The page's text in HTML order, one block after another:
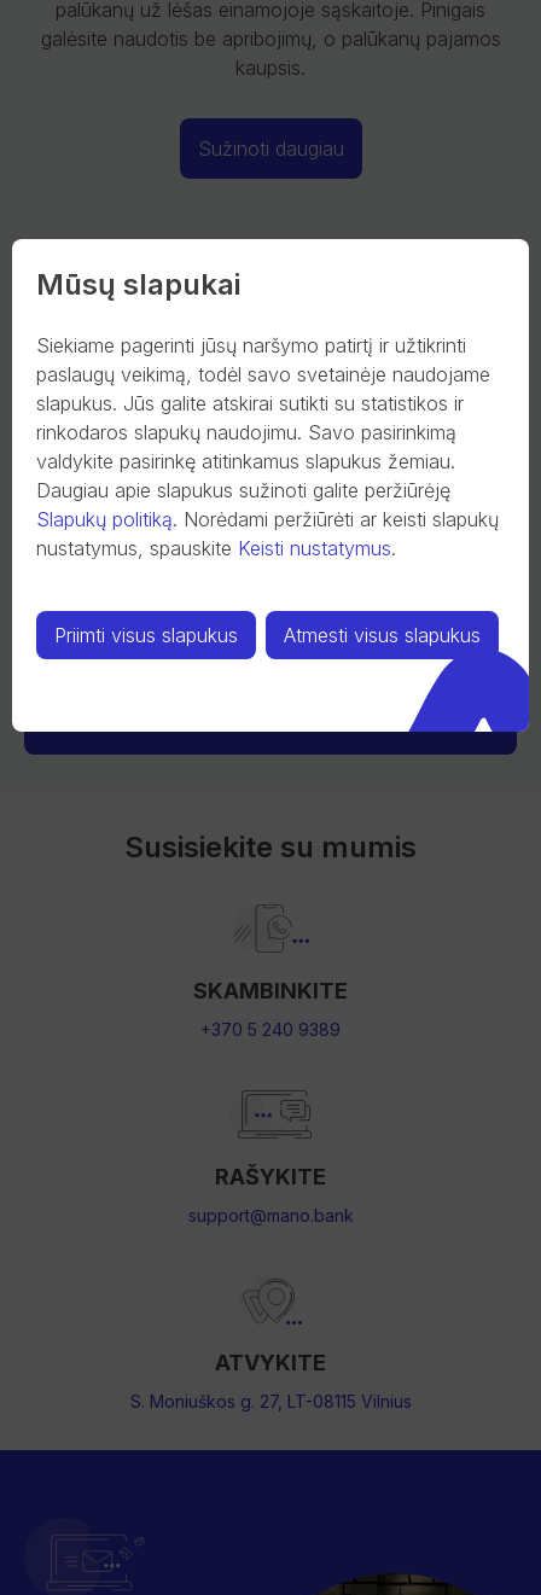
palūkanų už lėšas einamojoje sąskaitoje. Pinigais
galėsite naudotis be apribojimų, o palūkanų pajamos
kaupsis.
Sužinoti daugiau
Susisiekite su mumis
SKAMBINKITE
+370 5 240 9389
RAŠYKITE
support@mano.bank
ATVYKITE
S. Moniuškos g. 27, LT-08115 Vilnius
Mūsų slapukai
Siekiame pagerinti jūsų naršymo patirtį ir užtikrinti
paslaugų veikimą, todėl savo svetainėje naudojame
slapukus. Jūs galite atskirai sutikti su statistikos ir
rinkodaros slapukų naudojimu. Savo pasirinkimą
valdykite pasirinkę atitinkamus slapukus žemiau.
Daugiau apie slapukus sužinoti galite peržiūrėję
Slapukų politiką. Norėdami peržiūrėti ar keisti slapukų
nustatymus, spauskite Keisti nustatymus.
Priimti visus slapukus Atmesti visus slapukus